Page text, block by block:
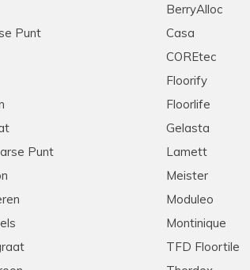
Punt
Punt
BerryAlloc
Casa
COREtec
Floorify
Floorlife
Gelasta
Lamett
Meister
Moduleo
Montinique
TFD Floortile